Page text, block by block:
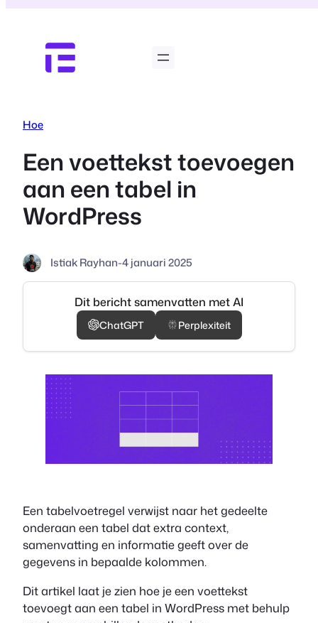
Hoe
Een voettekst toevoegen
aan een tabel in
WordPress
Istiak Rayhan-4 januari 2025
Dit bericht samenvatten met AI
ChatGPT Perplexiteit
Een tabelvoetregel verwijst naar het gedeelte
onderaan een tabel dat extra context,
samenvatting en informatie geeft over de
gegevens in bepaalde kolommen.
Dit artikel laat je zien hoe je een voettekst
toevoegt aan een tabel in WordPress met behulp